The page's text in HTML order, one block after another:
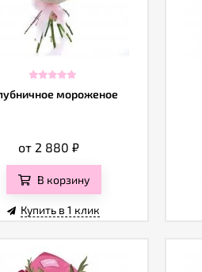
мороженое
от 2 880 ₽
В корзину
Купить в 1 клик